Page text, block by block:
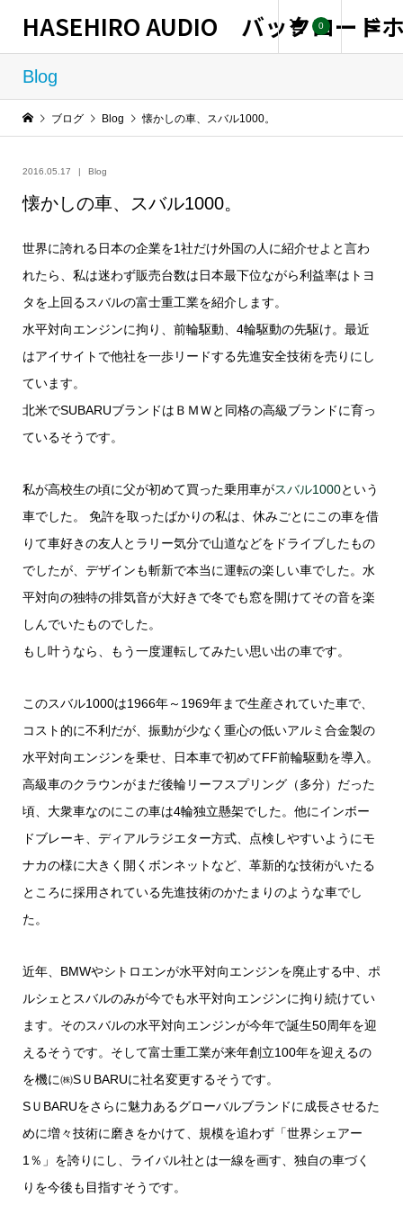
HASEHIRO AUDIO バックロード
0
Blog
ブログ Blog 懐かしの車、スバル1000。
2016.05.17 Blog
懐かしの車、スバル1000。
世界に誇れる日本の企業を1社だけ外国の人に紹介せよと言わ
れたら、私は迷わず販売台数は日本最下位ながら利益率はトヨ
タを上回るスバルの富士重工業を紹介します。
水平対向エンジンに拘り、前輪駆動、4輪駆動の先駆け。最近
はアイサイトで他社を一歩リードする先進安全技術を売りにし
ています。
北米でSUBARUブランドはＢＭＷと同格の高級ブランドに育っ
ているそうです。
私が高校生の頃に父が初めて買った乗用車がスバル1000という
車でした。 免許を取ったばかりの私は、休みごとにこの車を借
りて車好きの友人とラリー気分で山道などをドライブしたもの
でしたが、デザインも斬新で本当に運転の楽しい車でした。水
平対向の独特の排気音が大好きで冬でも窓を開けてその音を楽
しんでいたものでした。
もし叶うなら、もう一度運転してみたい思い出の車です。
このスバル1000は1966年～1969年まで生産されていた車で、
コスト的に不利だが、振動が少なく重心の低いアルミ合金製の
水平対向エンジンを乗せ、日本車で初めてFF前輪駆動を導入。
高級車のクラウンがまだ後輪リーフスプリング（多分）だった
頃、大衆車なのにこの車は4輪独立懸架でした。他にインボー
ドブレーキ、ディアルラジエター方式、点検しやすいようにモ
ナカの様に大きく開くボンネットなど、革新的な技術がいたる
ところに採用されている先進技術のかたまりのような車でし
た。
近年、BMWやシトロエンが水平対向エンジンを廃止する中、ポ
ルシェとスバルのみが今でも水平対向エンジンに拘り続けてい
ます。そのスバルの水平対向エンジンが今年で誕生50周年を迎
えるそうです。そして富士重工業が来年創立100年を迎えるの
を機に㈱SＵBARUに社名変更するそうです。
SＵBARUをさらに魅力あるグローバルブランドに成長させるた
めに増々技術に磨きをかけて、規模を追わず「世界シェアー
1％」を誇りにし、ライバル社とは一線を画す、独自の車づく
りを今後も目指すそうです。